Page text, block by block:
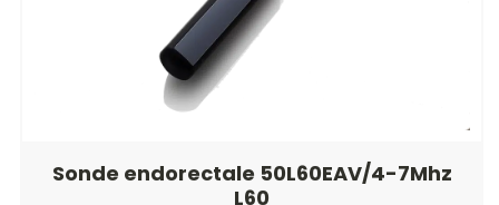
Sonde endorectale 50L60EAV/4-7Mhz
L60